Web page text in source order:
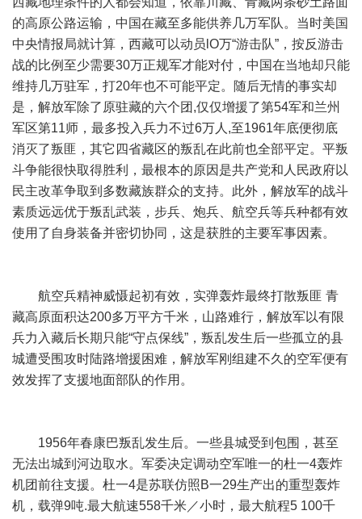
的高原公路运输，中国在藏至多能供养几万军队。当时美国
中央情报局就计算，西藏可以动员lO万“游击队”，按反游击
战的比例至少需要30万正规军才能对付，中国在当地却只能
维持几万驻军，打20年也不可能平定。随后无情的事实却
是，解放军除了原驻藏的六个团,仅仅增援了第54军和兰州
军区第11师，最多投入兵力不过6万人,至1961年底便彻底
消灭了叛匪，其它四省藏区的叛乱在此前也全部平定。平叛
斗争能很快取得胜利，最根本的原因是共产党和人民政府以
民主改革争取到多数藏族群众的支持。此外，解放军的战斗
素质远远优于叛乱武装，步兵、炮兵、航空兵等兵种都有效
使用了自身装备并密切协同，这是获胜的主要军事因素。
航空兵精神威慑起初有效，实弹轰炸最终打散叛匪 青
藏高原面积达200多万平方千米，山路难行，解放军以有限
兵力入藏后长期只能“守点保线”，叛乱发生后一些孤立的县
城遭受围攻时陆路增援困难，解放军刚组建不久的空军便有
效发挥了支援地面部队的作用。
1956年春康巴叛乱发生后。一些县城受到包围，甚至
无法出城到河边取水。军委决定调动空军唯一的杜一4轰炸
机团前往支援。杜一4是苏联仿照B一29生产出的重型轰炸
机，载弹9吨.最大航速558千米／小时，最大航程5 100千